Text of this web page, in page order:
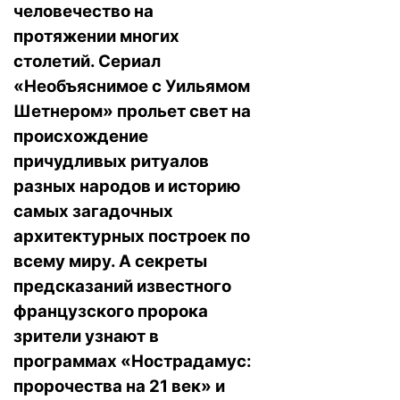
человечество на
протяжении многих
столетий. Сериал
«Необъяснимое с Уильямом
Шетнером» прольет свет на
происхождение
причудливых ритуалов
разных народов и историю
самых загадочных
архитектурных построек по
всему миру. А секреты
предсказаний известного
французского пророка
зрители узнают в
программах «Нострадамус:
пророчества на 21 век» и